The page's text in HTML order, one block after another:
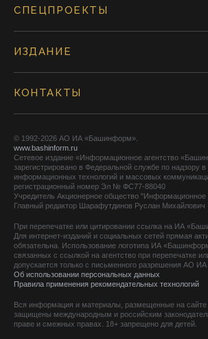
СПЕЦПРОЕКТЫ
ИЗДАНИЕ
КОНТАКТЫ
© 1992-2026 АО ИА «Башинформ».
www.bashinform.ru
Сетевое издание «Информационное агентство
зарегистрировано в Федеральной службе по надзору в
информационных технологий и массовых
регистрационный номер Эл № ФС77-88040
Учредитель Акционерное общество
Главный редактор Шарафутдинов Руслан Михайлович
При перепечатке или цитировании ссылка на ИА
Для интернет-изданий и социальных сетей прямая
обязательна. Использование логотипа ИА
связанных с ссылкой на агентство при перепечатке
допускается только с письменного разрешения АО
Об использовании персональных данных
Правила применения рекомендательных технологий
Вся информация и материалы, размещенные на сайте
защищены международным и российским
праве и смежных правах. 18+ запрещено для детей.